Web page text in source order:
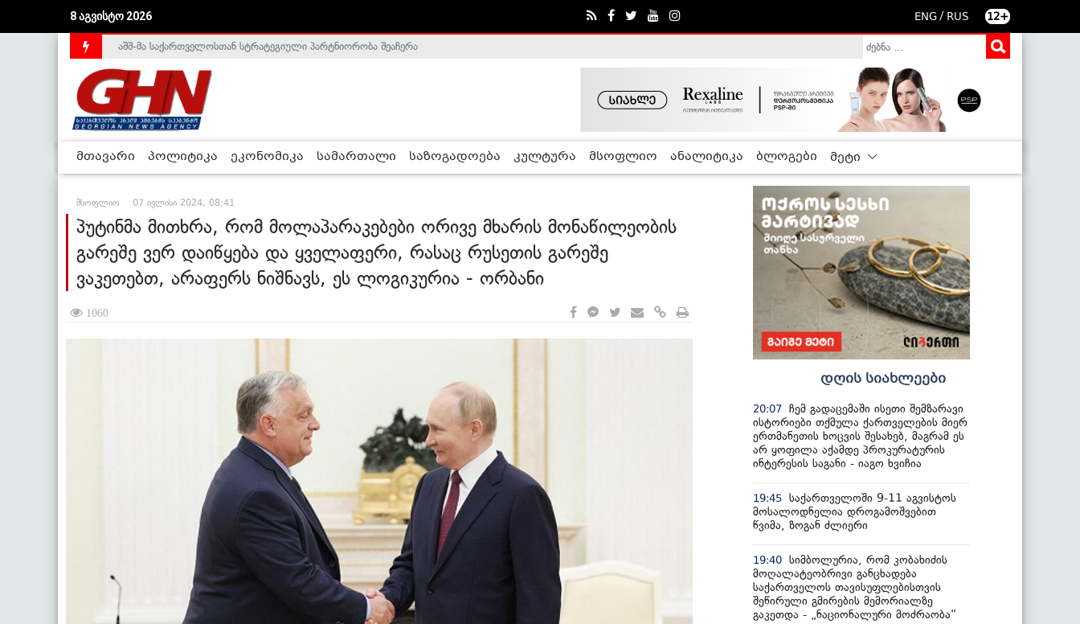
8 აგვისტო 2026 ENG / RUS 12+
საქართველოს დე-ფაქტო მთავრობა არალეგიტიმურია - ჰელსინკის კომისია
აშშ-მა საქართველოსთან სტრატეგიული პარტნიორობა შეაჩერა
მთავარი პოლიტიკა ეკონომიკა სამართალი საზოგადოება კულტურა მსოფლიო ანალიტიკა ბლოგები მეტი
მსოფლიო 07 ივლისი 2024, 08:41
პუტინმა მითხრა, რომ მოლაპარაკებები ორივე მხარის მონაწილეობის
გარეშე ვერ დაიწყება და ყველაფერი, რასაც რუსეთის გარეშე
ვაკეთებთ, არაფერს ნიშნავს, ეს ლოგიკურია - ორბანი
1060
დღის სიახლეები
20:07 ჩემ გადაცემაში ისეთი შემზარავი
ისტორიები თქმულა ქართველების მიერ
ერთმანეთის ხოცვის შესახებ, მაგრამ ეს
არ ყოფილა აქამდე პროკურატურის
ინტერესის საგანი - იაგო ხვიჩია
19:45 საქართველოში 9-11 აგვისტოს
მოსალოდნელია დროგამოშვებით
წვიმა, ზოგან ძლიერი
19:40 სიმბოლურია, რომ კობახიძის
მოღალატეობრივი განცხადება
საქართველოს თავისუფლებისთვის
შეწირული გმირების მემორიალზე
გაკეთდა - „ნაციონალური მოძრაობა“